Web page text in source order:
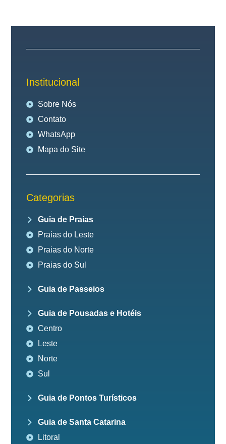
Institucional
Sobre Nós
Contato
WhatsApp
Mapa do Site
Categorias
Guia de Praias
Praias do Leste
Praias do Norte
Praias do Sul
Guia de Passeios
Guia de Pousadas e Hotéis
Centro
Leste
Norte
Sul
Guia de Pontos Turísticos
Guia de Santa Catarina
Litoral